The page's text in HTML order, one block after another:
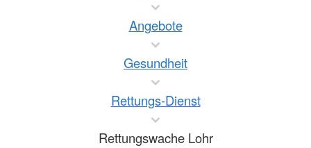
Angebote
Gesundheit
Rettungs-Dienst
Rettungswache Lohr